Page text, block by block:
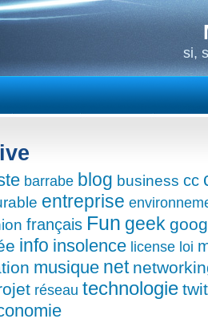
si,
barrabe blog business cc
entreprise
français Fun geek
info insolence license loi
musique net
réseau technologie